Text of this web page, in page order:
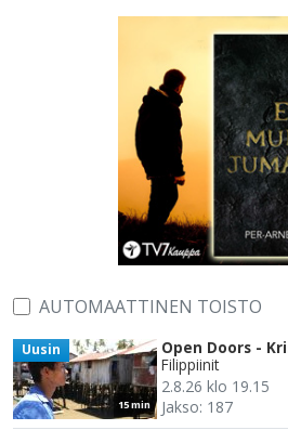
AUTOMAATTINEN TOISTO
15 min
Uusin
Open Doors -
Filippiinit
2.8.26 klo 19.15
Jakso: 187